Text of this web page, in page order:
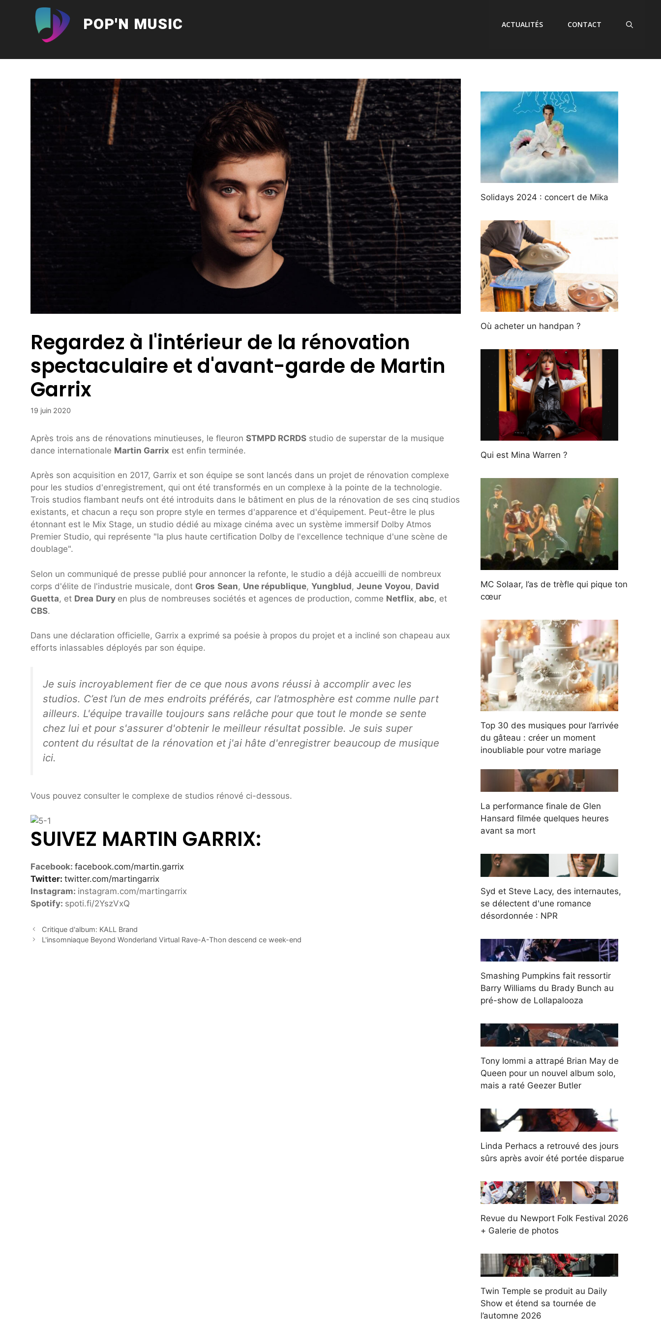
POP'N MUSIC ACTUALITÉS CONTACT
Regardez à l'intérieur de la rénovation
spectaculaire et d'avant-garde de Martin
Garrix
19 juin 2020
Après trois ans de rénovations minutieuses, le fleuron STMPD RCRDS studio de superstar de la musique
dance internationale Martin Garrix est enfin terminée.
Après son acquisition en 2017, Garrix et son équipe se sont lancés dans un projet de rénovation complexe
pour les studios d'enregistrement, qui ont été transformés en un complexe à la pointe de la technologie.
Trois studios flambant neufs ont été introduits dans le bâtiment en plus de la rénovation de ses cinq studios
existants, et chacun a reçu son propre style en termes d'apparence et d'équipement. Peut-être le plus
étonnant est le Mix Stage, un studio dédié au mixage cinéma avec un système immersif Dolby Atmos
Premier Studio, qui représente "la plus haute certification Dolby de l'excellence technique d'une scène de
doublage".
Selon un communiqué de presse publié pour annoncer la refonte, le studio a déjà accueilli de nombreux
corps d'élite de l'industrie musicale, dont Gros Sean, Une république, Yungblud, Jeune Voyou, David
Guetta, et Drea Dury en plus de nombreuses sociétés et agences de production, comme Netflix, abc, et
CBS.
Dans une déclaration officielle, Garrix a exprimé sa poésie à propos du projet et a incliné son chapeau aux
efforts inlassables déployés par son équipe.
Je suis incroyablement fier de ce que nous avons réussi à accomplir avec les
studios. C’est l’un de mes endroits préférés, car l’atmosphère est comme nulle part
ailleurs. L'équipe travaille toujours sans relâche pour que tout le monde se sente
chez lui et pour s'assurer d'obtenir le meilleur résultat possible. Je suis super
content du résultat de la rénovation et j'ai hâte d'enregistrer beaucoup de musique
ici.
Vous pouvez consulter le complexe de studios rénové ci-dessous.
SUIVEZ MARTIN GARRIX:
Facebook: facebook.com/martin.garrix
Twitter: twitter.com/martingarrix
Instagram: instagram.com/martingarrix
Spotify: spoti.fi/2YszVxQ
Critique d'album: KALL Brand
L'insomniaque Beyond Wonderland Virtual Rave-A-Thon descend ce week-end
Solidays 2024 : concert de Mika
Où acheter un handpan ?
Qui est Mina Warren ?
MC Solaar, l’as de trèfle qui pique ton
cœur
Top 30 des musiques pour l’arrivée
du gâteau : créer un moment
inoubliable pour votre mariage
La performance finale de Glen
Hansard filmée quelques heures
avant sa mort
Syd et Steve Lacy, des internautes,
se délectent d'une romance
désordonnée : NPR
Smashing Pumpkins fait ressortir
Barry Williams du Brady Bunch au
pré-show de Lollapalooza
Tony Iommi a attrapé Brian May de
Queen pour un nouvel album solo,
mais a raté Geezer Butler
Linda Perhacs a retrouvé des jours
sûrs après avoir été portée disparue
Revue du Newport Folk Festival 2026
+ Galerie de photos
Twin Temple se produit au Daily
Show et étend sa tournée de
l’automne 2026